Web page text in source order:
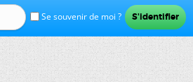
Se souvenir de moi ?